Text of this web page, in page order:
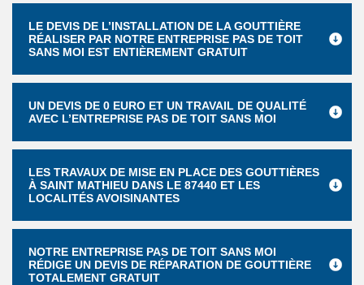
LE DEVIS DE L’INSTALLATION DE LA GOUTTIÈRE
RÉALISER PAR NOTRE ENTREPRISE PAS DE TOIT
SANS MOI EST ENTIÈREMENT GRATUIT
UN DEVIS DE 0 EURO ET UN TRAVAIL DE QUALITÉ
AVEC L’ENTREPRISE PAS DE TOIT SANS MOI
LES TRAVAUX DE MISE EN PLACE DES GOUTTIÈRES
À SAINT MATHIEU DANS LE 87440 ET LES
LOCALITÉS AVOISINANTES
NOTRE ENTREPRISE PAS DE TOIT SANS MOI
RÉDIGE UN DEVIS DE RÉPARATION DE GOUTTIÈRE
TOTALEMENT GRATUIT